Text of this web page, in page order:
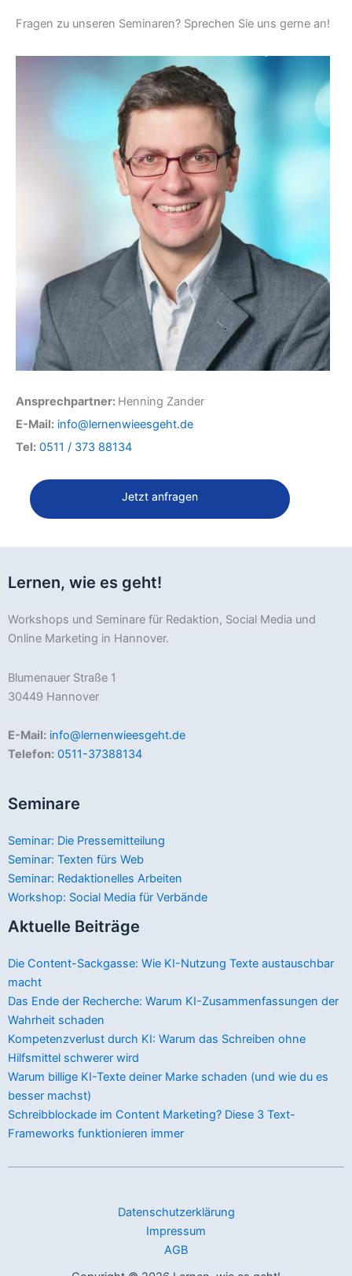
Fragen zu unseren Seminaren? Sprechen Sie uns gerne an!
Ansprechpartner: Henning Zander
E-Mail: info@lernenwieesgeht.de
Tel: 0511 / 373 88134
Jetzt anfragen
Lernen, wie es geht!
Workshops und Seminare für Redaktion, Social Media und
Online Marketing in Hannover.
Blumenauer Straße 1
30449 Hannover
E-Mail: info@lernenwieesgeht.de
Telefon: 0511-37388134
Seminare
Seminar: Die Pressemitteilung
Seminar: Texten fürs Web
Seminar: Redaktionelles Arbeiten
Workshop: Social Media für Verbände
Aktuelle Beiträge
Die Content-Sackgasse: Wie KI-Nutzung Texte austauschbar
macht
Das Ende der Recherche: Warum KI-Zusammenfassungen der
Wahrheit schaden
Kompetenzverlust durch KI: Warum das Schreiben ohne
Hilfsmittel schwerer wird
Warum billige KI-Texte deiner Marke schaden (und wie du es
besser machst)
Schreibblockade im Content Marketing? Diese 3 Text-
Frameworks funktionieren immer
Datenschutzerklärung
Impressum
AGB